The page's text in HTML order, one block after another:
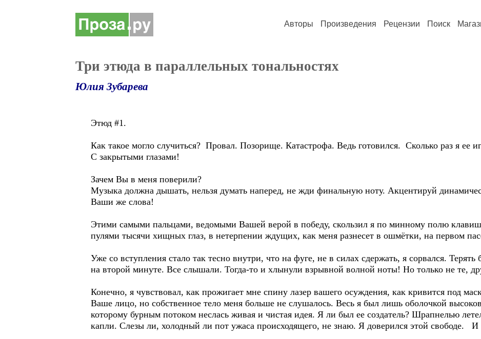
Авторы Произведения Рецензии Поиск
Три этюда в параллельных тональностях
Юлия Зубарева
Этюд #1.
Как такое могло случиться? Провал. Позорище. Катастрофа. Ведь готовился. Сколько раз я ее
С закрытыми глазами!
Зачем Вы в меня поверили?
Музыка должна дышать, нельзя думать наперед, не жди финальную ноту. Акцентируй
Ваши же слова!
Этими самыми пальцами, ведомыми Вашей верой в победу, скользил я по минному полю клавиш
пулями тысячи хищных глаз, в нетерпении ждущих, как меня разнесет в ошмётки, на первом
Уже со вступления стало так тесно внутри, что на фуге, не в силах сдержать, я сорвался. Терять
на второй минуте. Все слышали. Тогда-то и хлынули взрывной волной ноты! Но только не те,
Конечно, я чувствовал, как прожигает мне спину лазер вашего осуждения, как кривится под
Ваше лицо, но собственное тело меня больше не слушалось. Весь я был лишь оболочкой
которому бурным потоком неслась живая и чистая идея. Я ли был ее создатель? Шрапнелью
капли. Слезы ли, холодный ли пот ужаса происходящего, не знаю. Я доверился этой свободе. И